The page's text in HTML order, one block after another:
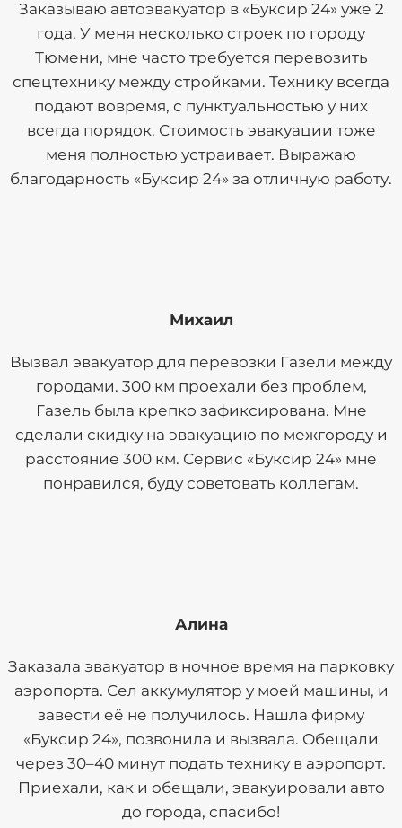
Заказываю автоэвакуатор в «Буксир 24» уже 2
года. У меня несколько строек по городу
Тюмени, мне часто требуется перевозить
спецтехнику между стройками. Технику всегда
подают вовремя, с пунктуальностью у них
всегда порядок. Стоимость эвакуации тоже
меня полностью устраивает. Выражаю
благодарность «Буксир 24» за отличную работу.
Михаил
Вызвал эвакуатор для перевозки Газели между
городами. 300 км проехали без проблем,
Газель была крепко зафиксирована. Мне
сделали скидку на эвакуацию по межгороду и
расстояние 300 км. Сервис «Буксир 24» мне
понравился, буду советовать коллегам.
Алина
Заказала эвакуатор в ночное время на парковку
аэропорта. Сел аккумулятор у моей машины, и
завести её не получилось. Нашла фирму
«Буксир 24», позвонила и вызвала. Обещали
через 30–40 минут подать технику в аэропорт.
Приехали, как и обещали, эвакуировали авто
до города, спасибо!